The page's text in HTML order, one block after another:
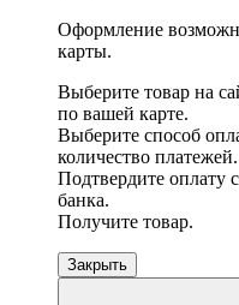
Оформление
карты.
Выберите товар на
по вашей карте.
Выберите способ
количество платежей.
Подтвердите оплату
банка.
Получите товар.
Закрыть